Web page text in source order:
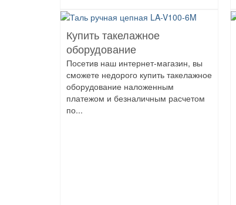
Купить такелажное
оборудование
Посетив наш интернет-магазин, вы
сможете недорого купить такелажное
оборудование наложенным
платежом и безналичным расчетом
по...